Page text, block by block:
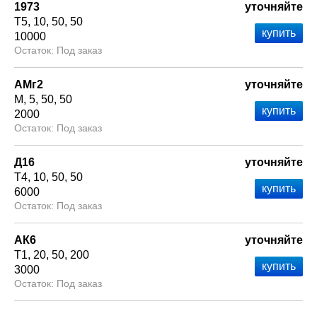
1973
Т5 10 50 50
10000
Под заказ
уточняйте
АМг2
М 5 50 50
2000
Под заказ
уточняйте
Д16
Т4 10 50 50
6000
Под заказ
уточняйте
АК6
Т1 20 50 200
3000
Под заказ
уточняйте